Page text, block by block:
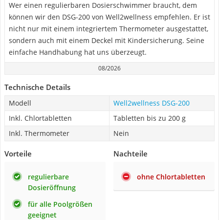
Wer einen regulierbaren Dosierschwimmer braucht, dem
können wir den DSG-200 von Well2wellness empfehlen. Er ist
nicht nur mit einem integriertem Thermometer ausgestattet,
sondern auch mit einem Deckel mit Kindersicherung. Seine
einfache Handhabung hat uns überzeugt.
08/2026
Technische Details
Modell
Well2wellness DSG-200
Inkl. Chlortabletten
Tabletten bis zu 200 g
Inkl. Thermometer
Nein
Vorteile
regulierbare
Dosieröffnung
für alle Poolgrößen
geeignet
Nachteile
ohne Chlortabletten